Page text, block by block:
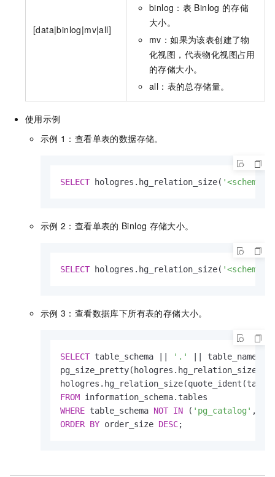
[data|binlog|mv|all]
binlog：表 Binlog 的存储
大小。
mv：如果为该表创建了物
化视图，代表物化视图占用
的存储大小。
all：表的总存储量。
使用示例
示例 1：查看单表的数据存储。
SELECT hologres.hg_relation_size(
示例 2：查看单表的 Binlog 存储大小。
SELECT hologres.hg_relation_size(
示例 3：查看数据库下所有表的存储大小。
SELECT table_schema '.' table_name
FROM
WHERE table_schema NOT IN ( 'pg_catalog' ,
ORDER BY order_size DESC;